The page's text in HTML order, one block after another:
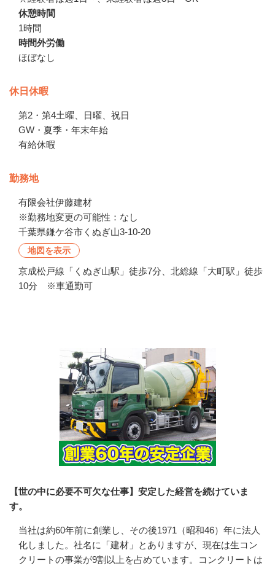
休憩時間
1時間
時間外労働
ほぼなし
休日休暇
第2・第4土曜、日曜、祝日
GW・夏季・年末年始
有給休暇
勤務地
有限会社伊藤建材
※勤務地変更の可能性：なし
千葉県鎌ケ谷市くぬぎ山3-10-20
地図を表示
京成松戸線「くぬぎ山駅」徒歩7分、北総線「大町駅」徒歩
10分 ※車通勤可
【世の中に必要不可欠な仕事】安定した経営を続けていま
す。
当社は約60年前に創業し、その後1971（昭和46）年に法人
化しました。社名に「建材」とありますが、現在は生コン
クリートの事業が9割以上を占めています。コンクリートは